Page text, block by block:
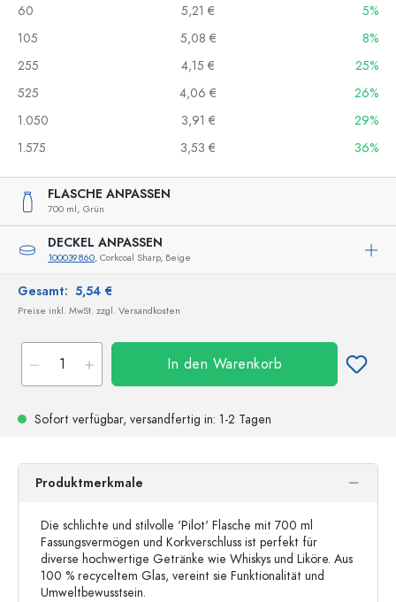
60
5,21 €
5%
105
5,08 €
8%
255
4,15 €
25%
525
4,06 €
26%
1.050
3,91 €
29%
1.575
3,53 € 36%
FLASCHE ANPASSEN
700 ml, Grün
DECKEL ANPASSEN
100039860, Corkcoal Sharp, Beige
Gesamt: 5,54 €
Preise inkl. MwSt. zzgl. Versandkosten
In den Warenkorb
Sofort verfügbar, versandfertig in: 1-2 Tagen
Produktmerkmale
Die schlichte und stilvolle 'Pilot' Flasche mit 700 ml
Fassungsvermögen und Korkverschluss ist perfekt für
diverse hochwertige Getränke wie Whiskys und Liköre. Aus
100 % recyceltem Glas, vereint sie Funktionalität und
Umweltbewusstsein.